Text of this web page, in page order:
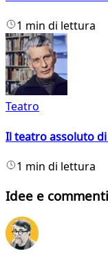
1 min di lettura
Teatro
Il teatro assoluto
1 min di lettura
Idee e commenti